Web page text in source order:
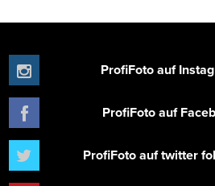
ProfiFoto auf
ProfiFoto auf
ProfiFoto auf twitter